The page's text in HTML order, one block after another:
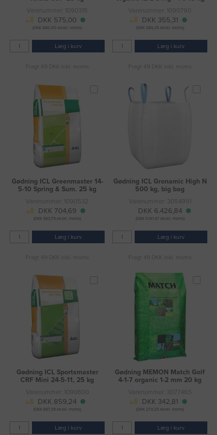
Varenummer: 1090315
DKK 575,00
(DKK 460,00 ekskl. moms)
Læg i kurv
Fragt 49 DKK inkl. moms
Varenummer: 1090790
DKK 355,31
(DKK 284,25 ekskl. moms)
Læg i kurv
Fragt 49 DKK inkl. moms
Gødning ICL Greenmaster 14-
5-10 Spring & Sum. 25 kg
Varenummer: 1090532
DKK 704,69
(DKK 563,75 ekskl. moms)
Læg i kurv
Fragt 49 DKK inkl. moms
Gødning ICL Gronamic High N
500 kg, big bag
Varenummer: 3054991
DKK 6.426,84
(DKK 5.141,47 ekskl. moms)
Læg i kurv
Fragt 49 DKK inkl. moms
Gødning ICL Sportsmaster
CRF Mini 24-5-11, 25 kg
Varenummer: 1090600
DKK 859,24
(DKK 687,39 ekskl. moms)
Læg i kurv
Gødning MEMON Match Golf
4-1-7 organic 1-2 mm 20 kg
Varenummer: 3077465
DKK 342,81
(DKK 274,25 ekskl. moms)
Læg i kurv